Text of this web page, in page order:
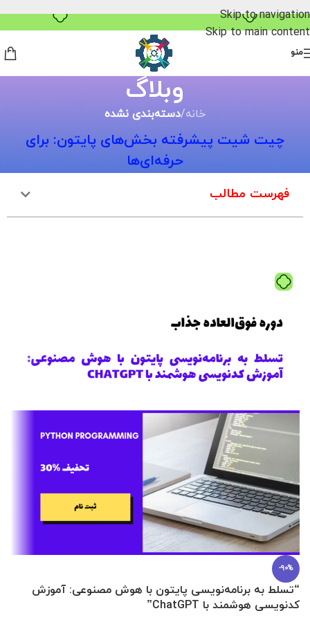
خرید قسطی با ترب‌پی
Skip to navigation
Skip to main content
منو
وبلاگ
خانه/دسته‌بندی نشده
چیت شیت پیشرفته بخش‌های پایتون: برای
حرفه‌ای‌ها
فهرست مطالب
-90%
“تسلط به برنامه‌نویسی پایتون با هوش مصنوعی: آموزش
کدنویسی هوشمند با ChatGPT”